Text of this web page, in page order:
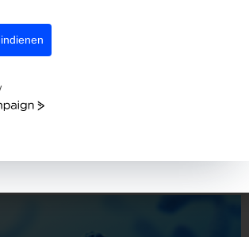
digitale wereld van vandaag biedt
manier om bedrijfsdocumenten te
is een DMS precies?
Y